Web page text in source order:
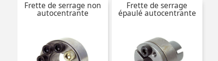
Frette de serrage non
autocentrante
Frette de serrage
épaulé autocentrante